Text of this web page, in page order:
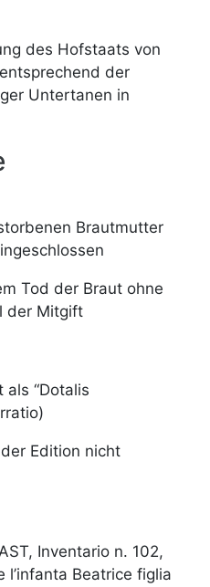
des Hofstaats von
der
Untertanen in
Brautmutter
Tod der Braut ohne
der Mitgift
“Dotalis
Edition nicht
Inventario n. 102,
l’infanta Beatrice figlia